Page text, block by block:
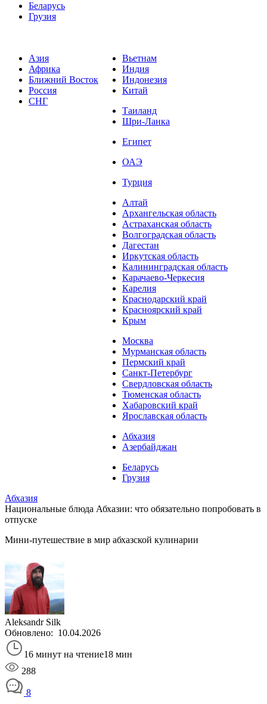
Беларусь
Грузия
Азия
Африка
Ближний Восток
Россия
СНГ
Вьетнам
Индия
Индонезия
Китай
Таиланд
Шри-Ланка
Египет
ОАЭ
Турция
Алтай
Архангельская область
Астраханская область
Волгоградская область
Дагестан
Иркутская область
Калининградская область
Карачаево-Черкесия
Карелия
Краснодарский край
Красноярский край
Крым
Москва
Мурманская область
Пермский край
Санкт-Петербург
Свердловская область
Тюменская область
Хабаровский край
Ярославская область
Абхазия
Азербайджан
Беларусь
Грузия
Абхазия
Национальные блюда Абхазии: что обязательно попробовать в
отпуске
Мини-путешествие в мир абхазской кулинарии
Aleksandr Silk
Обновлено: 10.04.2026
16 минут на чтение18 мин
288
8